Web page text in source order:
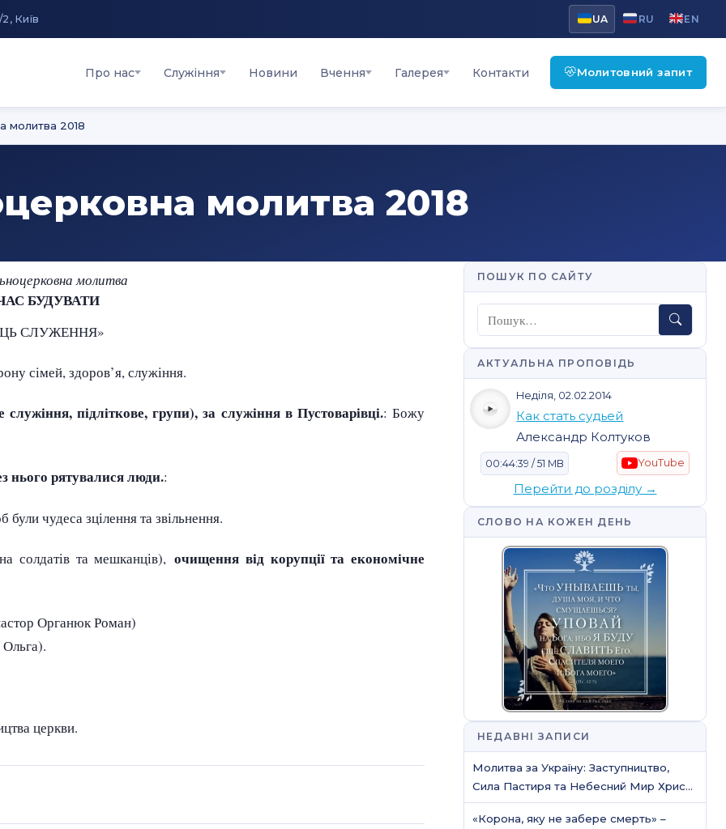
Київ UA RU EN
Про нас Служіння Новини Вчення Галерея Контакти Молитовний запит
молитва 2018
молитва 2018
молитва
БУДУВАТИ
СЛУЖЕННЯ»
сімей, здоров’я, служіння.
підліткове, групи), за служіння в Пустоварівці.: Божу
нього рятувалися люди.:
чудеса зцілення та звільнення.
солдатів та мешканців),очищення від корупції та економічне
Органюк Роман)
церкви.
ПОШУК ПО САЙТУ
Пошук
АКТУАЛЬНА ПРОПОВІДЬ
Неділя, 02.02.2014
Как стать судьей
Александр Колтуков
00:44:39 / 51 MB YouTube
Перейти до розділу →
СЛОВО НА КОЖЕН ДЕНЬ
НЕДАВНІ ЗАПИСИ
Молитва за Україну: Заступництво,
Сила Пастиря та Небесний Мир Христа
/ Молитовне служіння
«Корона, яку не забере смерть» –